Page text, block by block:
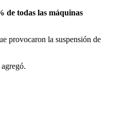
de todas las máquinas
provocaron la suspensión de